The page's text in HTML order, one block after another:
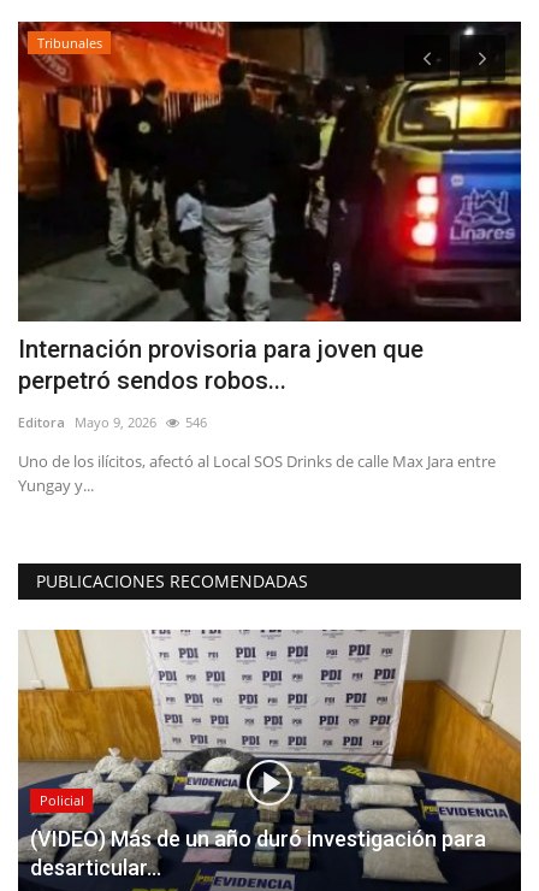
Tribunales
Internación provisoria para joven que
perpetró sendos robos...
Editora Mayo 9, 2026 546
Uno de los ilícitos, afectó al Local SOS Drinks de calle Max Jara entre
Yungay y...
PUBLICACIONES RECOMENDADAS
Policial
(VIDEO) Más de un año duró investigación para
desarticular...